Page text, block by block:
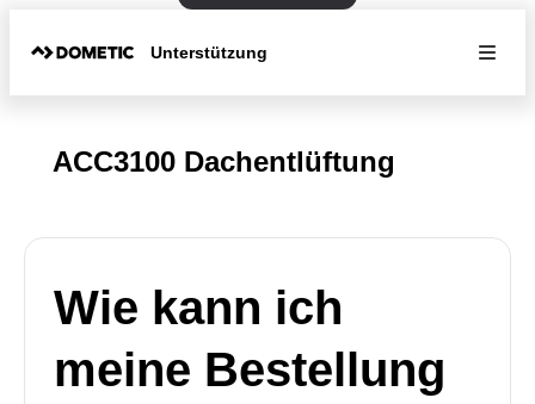
Unterstützung
ACC3100 Dachentlüftung
Wie kann ich
meine Bestellung